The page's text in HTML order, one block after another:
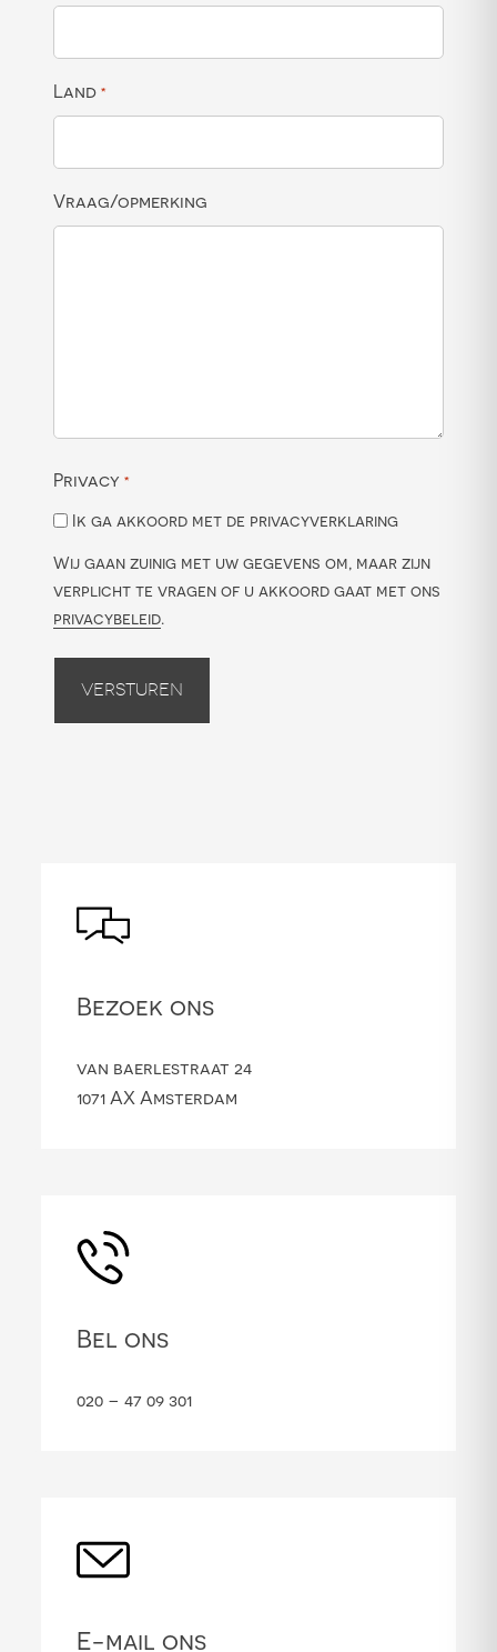
Land *
Vraag/opmerking
Privacy *
Ik ga akkoord met de privacyverklaring
Wij gaan zuinig met uw gegevens om, maar zijn
verplicht te vragen of u akkoord gaat met ons
privacybeleid.
Versturen
Bezoek ons
van baerlestraat 24
1071 AX Amsterdam
Bel ons
020 – 47 09 301
E-mail ons